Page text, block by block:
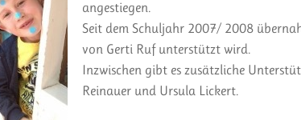
angestiegen.
Seit dem Schuljahr 2007/ 2008
von Gerti Ruf unterstützt wird.
Inzwischen gibt es zusätzliche
Reinauer und Ursula Lickert.